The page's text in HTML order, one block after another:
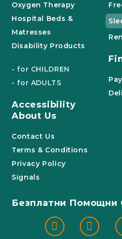
Oxygen Therapy
Hospital Beds &
Matresses
Disability Products
- for CHILDREN
- for ADULTS
Accessibility
About Us
Contact Us
Terms & Conditions
Privacy Policy
Signals
Безплатни Помощни